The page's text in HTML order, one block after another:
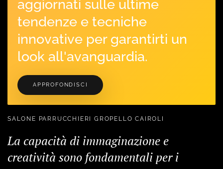
aggiornati sulle ultime
tendenze e tecniche
innovative per garantirti un
look all'avanguardia.
APPROFONDISCI
SALONE PARRUCCHIERI GROPELLO CAIROLI
La capacità di immaginazione e
creatività sono fondamentali per i